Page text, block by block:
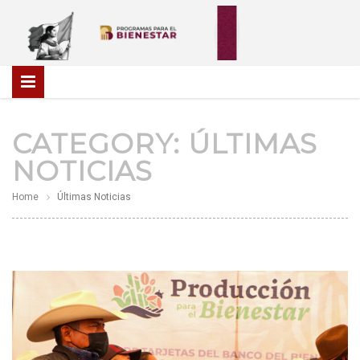
CATEGORY: ÚLTIMAS
NOTICIAS
Home Últimas Noticias